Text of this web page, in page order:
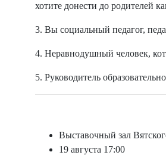
хотите донести до родителей
3. Вы социальный педагог,
4. Неравнодушный человек,
5. Руководитель
Выставочный зал
19 августа 17:00